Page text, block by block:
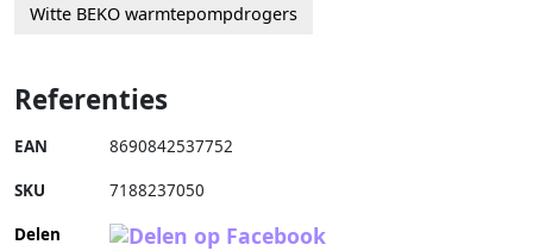
Witte BEKO warmtepompdrogers
Referenties
EAN 8690842537752
SKU 7188237050
Delen